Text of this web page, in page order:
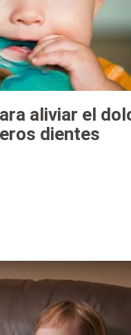
aliviar el
dientes